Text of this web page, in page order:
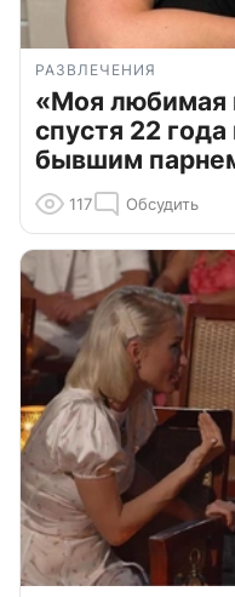
РАЗВЛЕЧЕНИЯ
«Моя любимая
спустя 22
бывшим
117 Обсудить